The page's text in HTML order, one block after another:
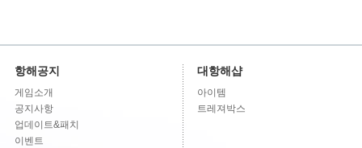
항해공지
게임소개
공지사항
업데이트&패치
이벤트
대항해샵
아이템
트레져박스